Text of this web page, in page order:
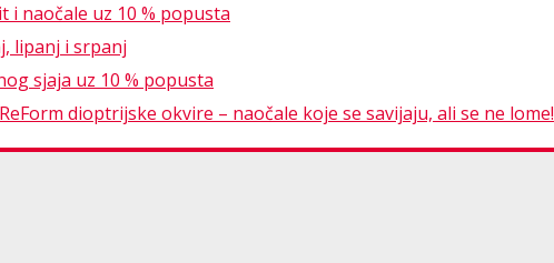
i naočale uz 10 % popusta
lipanj i srpanj
sjaja uz 10 % popusta
dioptrijske okvire – naočale koje se savijaju, ali se ne lome!